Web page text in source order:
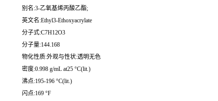
别名:3-乙氧基烯丙酸乙酯;
英文名:Ethyl3-Ethoxyacrylate
分子式:C7H12O3
分子量:144.168
物化性质:外观与性状:透明无色
密度:0.998 g/mL at25 °C(lit.)
沸点:195-196 °C(lit.)
闪点:169 °F